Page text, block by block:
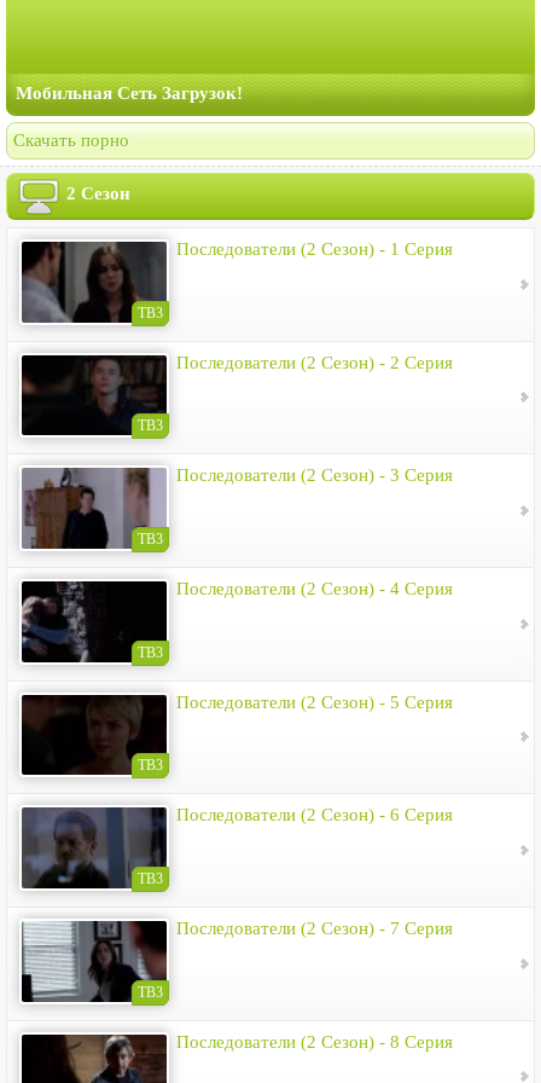
Мобильная Сеть Загрузок!
Скачать порно
2 Сезон
ТВ3
Последователи (2 Сезон) - 1 Серия
ТВ3
Последователи (2 Сезон) - 2 Серия
ТВ3
Последователи (2 Сезон) - 3 Серия
ТВ3
Последователи (2 Сезон) - 4 Серия
ТВ3
Последователи (2 Сезон) - 5 Серия
ТВ3
Последователи (2 Сезон) - 6 Серия
ТВ3
Последователи (2 Сезон) - 7 Серия
Последователи (2 Сезон) - 8 Серия